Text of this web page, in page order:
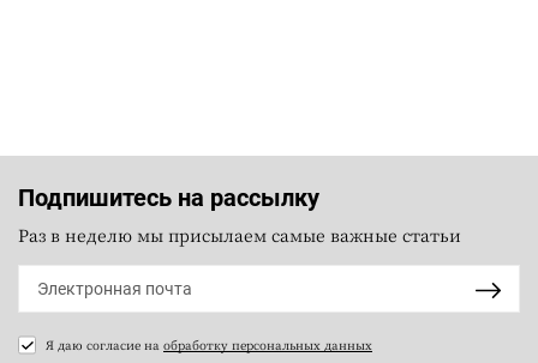
Подпишитесь на рассылку
Раз в неделю мы присылаем самые важные статьи
Я даю согласие на обработку персональных данных